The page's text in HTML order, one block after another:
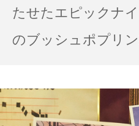
たせたエピックナ
のブッシュポプリ